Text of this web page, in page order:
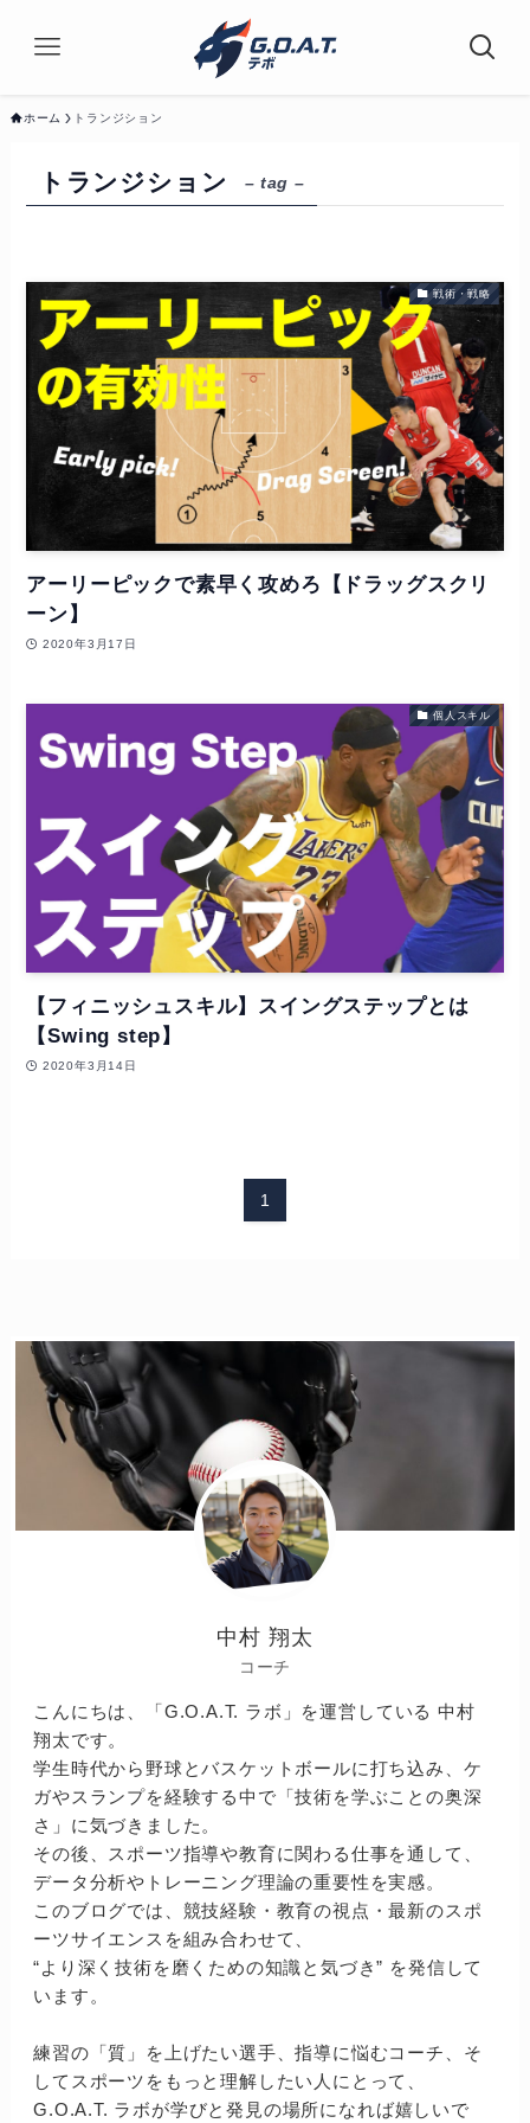
ホーム トランジション
トランジション – tag –
戦術・戦略
アーリーピックで素早く攻めろ【ドラッグスクリ
ーン】
2020年3月17日
個人スキル
【フィニッシュスキル】スイングステップとは
【Swing step】
2020年3月14日
1
中村 翔太
コーチ
こんにちは、「G.O.A.T. ラボ」を運営している 中村
翔太です。
学生時代から野球とバスケットボールに打ち込み、ケ
ガやスランプを経験する中で「技術を学ぶことの奥深
さ」に気づきました。
その後、スポーツ指導や教育に関わる仕事を通して、
データ分析やトレーニング理論の重要性を実感。
このブログでは、競技経験・教育の視点・最新のスポ
ーツサイエンスを組み合わせて、
“より深く技術を磨くための知識と気づき” を発信して
います。
練習の「質」を上げたい選手、指導に悩むコーチ、そ
してスポーツをもっと理解したい人にとって、
G.O.A.T. ラボが学びと発見の場所になれば嬉しいで